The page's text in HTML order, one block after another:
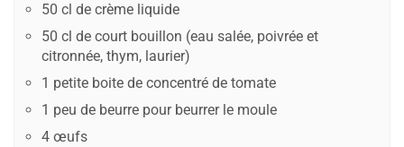
50 cl de crème liquide
50 cl de court bouillon (eau salée, poivrée et
citronnée, thym, laurier)
1 petite boite de concentré de tomate
1 peu de beurre pour beurrer le moule
4 œufs